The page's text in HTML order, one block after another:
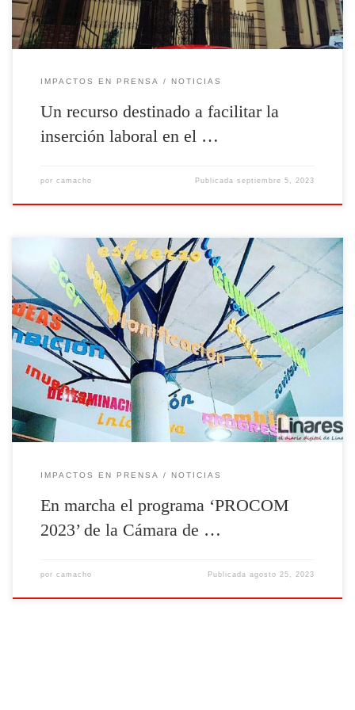
IMPACTOS EN PRENSA NOTICIAS
Un recurso destinado a facilitar la
inserción laboral en el …
por camacho Publicadaseptiembre 5, 2023
La Cámara de Comercio de Linares pone en marcha una nueva edición
del proyecto Profesionales del Comercio (PROCOM 2023) con el
objetivo de facilitar el emprendimiento y la inserción laboral en el
sector del comercio entre personas desempleadas. El programa, cuyo
plazo para participar está abierto, se desarrollará desde el
[Leer más]
IMPACTOS EN PRENSA NOTICIAS
En marcha el programa ‘PROCOM
2023’ de la Cámara de …
por camacho Publicadaagosto 25, 2023